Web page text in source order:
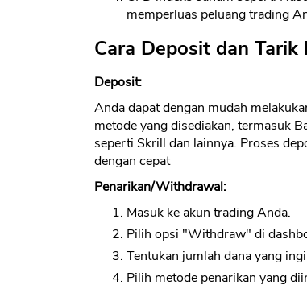
memperluas peluang trading
Cara Deposit dan Tarik
Deposit:
Anda dapat dengan mudah
metode yang disediakan, termasuk
seperti Skrill dan lainnya. Proses
dengan cepat
Penarikan/Withdrawal:
Masuk ke akun trading Anda.
Pilih opsi "Withdraw" di
Tentukan jumlah dana yang
Pilih metode penarikan yang